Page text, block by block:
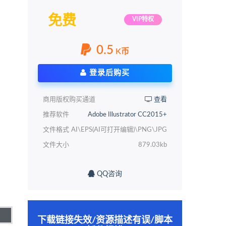
免费 VIP特权
0.5 K币
登录后购买
商用版权购买通道 查看
推荐软件 Adobe Illustrator CC2015+
文件格式 AI\EPS(AI可打开编辑)\PNG\JPG
文件大小 879.03kb
QQ咨询
下载链接失效/资源描述有误/脚本